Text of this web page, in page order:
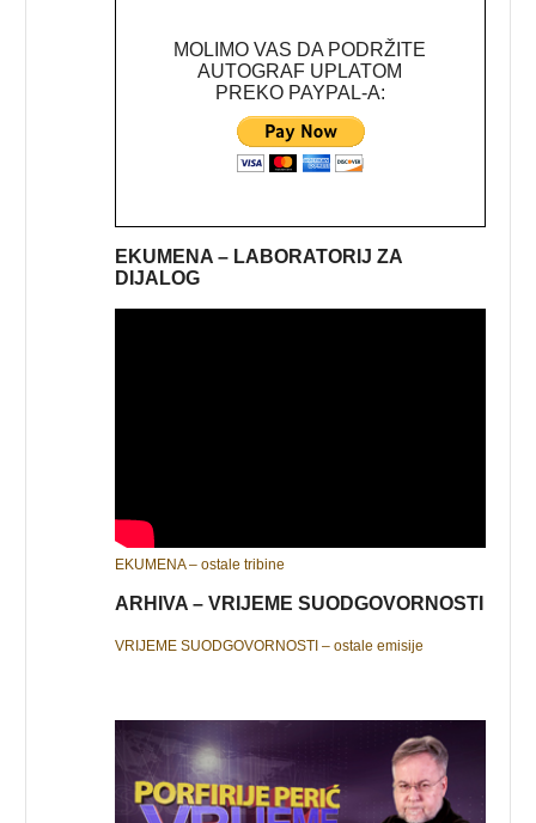
MOLIMO VAS DA PODRŽITE
AUTOGRAF UPLATOM
PREKO PAYPAL-A:
EKUMENA – LABORATORIJ ZA
DIJALOG
EKUMENA – ostale tribine
ARHIVA – VRIJEME SUODGOVORNOSTI
VRIJEME SUODGOVORNOSTI – ostale emisije